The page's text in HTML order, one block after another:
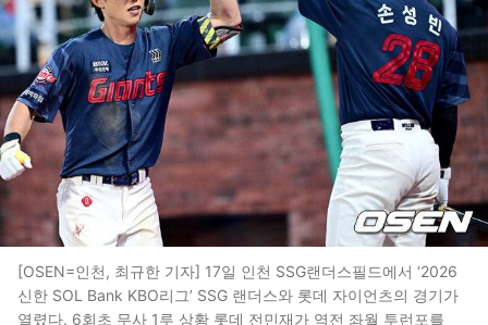
[OSEN=인천, 최규한 기자] 17일 인천 SSG랜더스필드에서 ‘2026
신한 SOL Bank KBO리그’ SSG 랜더스와 롯데 자이언츠의 경기가
열렸다. 6회초 무사 1루 상황 롯데 전민재가 역전 좌월 투런포를